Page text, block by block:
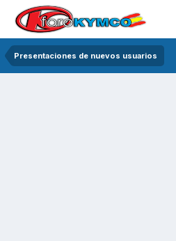
Presentaciones de nuevos usuarios